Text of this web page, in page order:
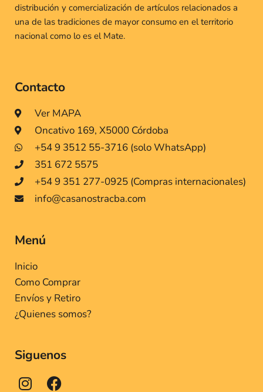
distribución y comercialización de artículos relacionados a
una de las tradiciones de mayor consumo en el territorio
nacional como lo es el Mate.
Contacto
Ver MAPA
Oncativo 169, X5000 Córdoba
+54 9 3512 55-3716 (solo WhatsApp)
351 672 5575
+54 9 351 277-0925 (Compras internacionales)
info@casanostracba.com
Menú
Inicio
Como Comprar
Envíos y Retiro
¿Quienes somos?
Siguenos